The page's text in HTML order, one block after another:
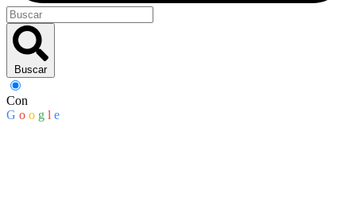
Buscar
Con
G o o g l e